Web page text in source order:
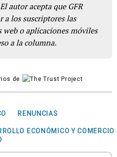
autor acepta que GFR
a los suscriptores las
o aplicaciones móviles
a la columna.
de
RENUNCIAS
ECONÓMICO Y COMERCIO